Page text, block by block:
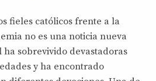
fieles católicos frente a la
no es una noticia nueva
sobrevivido devastadoras
y ha encontrado